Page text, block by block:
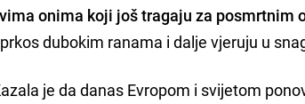
onima koji još tragaju za posmrtnim
dubokim ranama i dalje vjeruju u
je da danas Evropom i svijetom